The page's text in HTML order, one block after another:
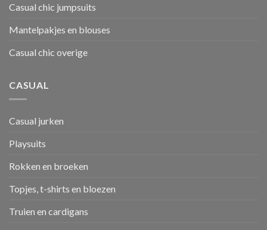
Casual chic jumpsuits
Mantelpakjes en blouses
Casual chic overige
CASUAL
Casual jurken
Playsuits
Rokken en broeken
Topjes, t-shirts en bloezen
Truien en cardigans